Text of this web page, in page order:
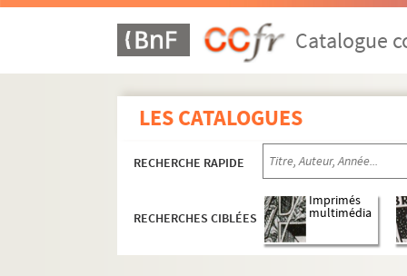
Catalogue
LES CATALOGUES
RECHERCHE RAPIDE
RECHERCHES CIBLÉES
Imprimés
multimédia